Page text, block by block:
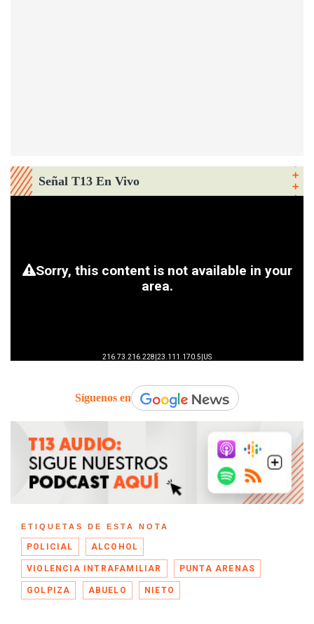
Señal T13 En Vivo
Síguenos en
ETIQUETAS DE ESTA NOTA
POLICIAL ALCOHOL
VIOLENCIA INTRAFAMILIAR PUNTA ARENAS
GOLPIZA ABUELO NIETO